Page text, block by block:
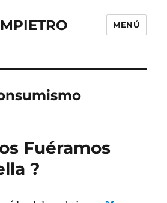
MENÚ
Fuéramos
?